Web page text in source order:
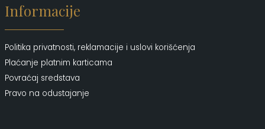
Informacije
Politika privatnosti, reklamacije i uslovi korišćenja
Plaćanje platnim karticama
Povraćaj sredstava
Pravo na odustajanje